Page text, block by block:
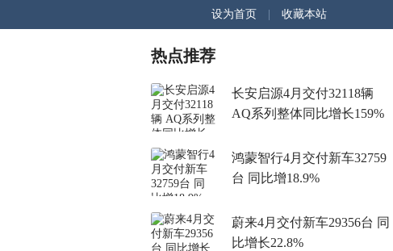
设为首页 收藏本站
热点推荐
长安启源4月交付32118辆
AQ系列整体同比增长159%
鸿蒙智行4月交付新车32759
台 同比增18.9%
蔚来4月交付新车29356台 同
比增长22.8%